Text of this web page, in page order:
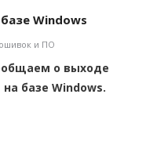
Windows
и ПО
о выходе
базе Windows.